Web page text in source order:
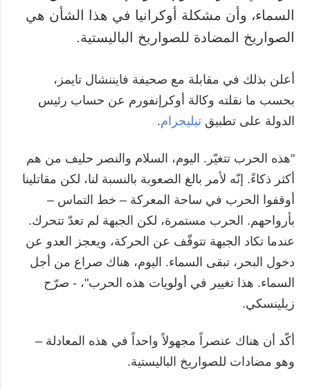
السماء، وأن مشكلة أوكرانيا في هذا الشأن هي
الصواريخ المضادة للصواريخ الباليستية.
أعلن بذلك في مقابلة مع صحيفة فايننشال تايمز،
بحسب ما نقلته وكالة أوكرإنفورم عن حساب رئيس
الدولة على تطبيقتيليجرام.
"هذه الحرب تتغيّر. اليوم، السلام والنصر حليف من هم
أكثر ذكاءً. إنّه لأمر بالغ الصعوبة بالنسبة لنا، لكن مقاتلينا
أوقفوا الحرب في ساحة المعركة – خط التماس –
بأرواحهم. الحرب مستمرة، لكن الجبهة لم تعدّ تتحرك.
عندما تكاد الجبهة تتوقّف عن الحركة، ويعجز العدو عن
دخول البحر، تبقى السماء. اليوم، هناك صراع من أجل
السماء. هذا تغيير في أولويات هذه الحرب"، - صرّح
زيلينسكي.
أكّد أن هناك عنصراً مجهولاً واحداً في هذه المعادلة –
وهو مضادات للصواريخ الباليستية.